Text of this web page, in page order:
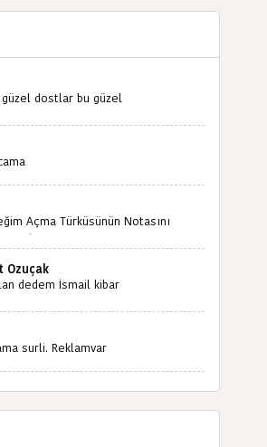
dostlar bu güzel
türkülerimiz ölmeyecektir tekrar
Açma Türküsünün Notasını
İçin Şimdiden Teşekkürler.
Özuçak
dedem İsmail kibar
surli. Reklamvar